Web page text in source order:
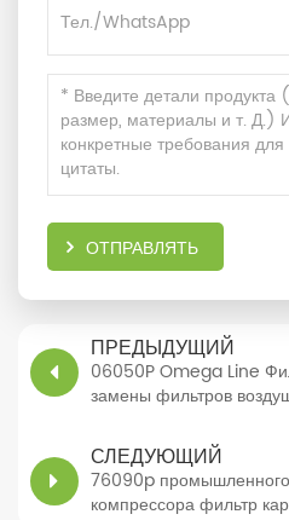
ОТПРАВЛЯТЬ
ПРЕДЫДУЩИЙ
06050P Omega Line
замены фильтров
СЛЕДУЮЩИЙ
76090p
компрессора фильтр